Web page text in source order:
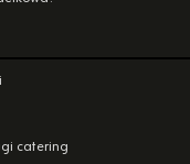
catering